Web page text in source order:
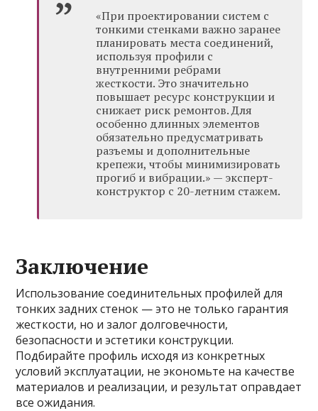
«При проектировании систем с
тонкими стенками важно заранее
планировать места соединений,
используя профили с
внутренними ребрами
жесткости. Это значительно
повышает ресурс конструкции и
снижает риск ремонтов. Для
особенно длинных элементов
обязательно предусматривать
разъемы и дополнительные
крепежи, чтобы минимизировать
прогиб и вибрации.» — эксперт-
конструктор с 20-летним стажем.
Заключение
Использование соединительных профилей для
тонких задних стенок — это не только гарантия
жесткости, но и залог долговечности,
безопасности и эстетики конструкции.
Подбирайте профиль исходя из конкретных
условий эксплуатации, не экономьте на качестве
материалов и реализации, и результат оправдает
все ожидания.